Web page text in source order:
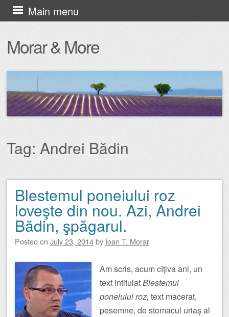
Morar & More
Main menu
Skip
to
content
Tag: Andrei Bădin
Post navigation
Blestemul poneiului roz
loveşte din nou. Azi, Andrei
Bădin, şpăgarul.
Posted on July 23, 2014by Ioan T. Morar
Am scris, acum cîţiva ani, un
text intitulatBlestemul
poneiului roz, text macerat,
pesemne, de stomacul uriaş al